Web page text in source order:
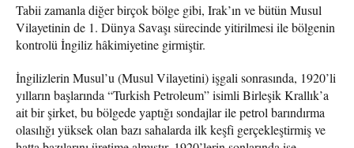
Tabii zamanla diğer birçok bölge gibi, Irak’ın ve bütün Musul
Vilayetinin de 1. Dünya Savaşı sürecinde yitirilmesi ile bölgenin
kontrolü İngiliz hâkimiyetine girmiştir.
İngilizlerin Musul’u (Musul Vilayetini) işgali sonrasında, 1920’li
yılların başlarında “Turkish Petroleum” isimli Birleşik Krallık’a
ait bir şirket, bu bölgede yaptığı sondajlar ile petrol barındırma
olasılığı yüksek olan bazı sahalarda ilk keşfi gerçekleştirmiş ve